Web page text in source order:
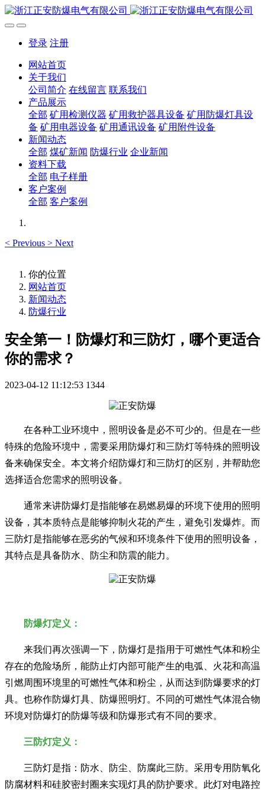
登录 注册
网站首页
关于我们
公司简介 在线留言 联系我们
产品展示
全部 矿用检测仪器 矿用救护器具设备 矿用防爆灯具设
备 矿用电器设备 矿用通讯设备 矿用附件设备
新闻动态
全部 煤矿新闻 防爆行业 企业新闻
资料下载
全部 电子样册
客户案例
全部 客户案例
< Previous > Next
你的位置
网站首页
新闻动态
防爆行业
安全第一！防爆灯和三防灯，哪个更适合
你的需求？
2023-04-12 11:12:53 1344
在各种工业环境中，照明设备是必不可少的。但是在一些
特殊的危险环境中，需要采用防爆灯和三防灯等特殊的照明设
备来确保安全。本文将介绍防爆灯和三防灯的区别，并帮助您
选择适合您需求的照明设备。
通常来讲防爆灯是指能够在易燃易爆的环境下使用的照明
设备，其本质特点是能够抑制火花的产生，避免引发爆炸。而
三防灯是指能够在恶劣的气候和环境条件下使用的照明设备，
其特点是具备防水、防尘和防震的能力。
防爆灯定义：
来我们再次强调一下，防爆灯是指用于可燃性气体和粉尘
存在的危险场所，能防止灯内部可能产生的电弧、火花和高温
引燃周围环境里的可燃性气体和粉尘，从而达到防爆要求的灯
具。也称作防爆灯具、防爆照明灯。不同的可燃性气体混合物
环境对防爆灯的防爆等级和防爆形式有不同的要求。
三防灯定义：
三防灯是指：防水、防尘、防腐此三防。采用专用防氧化
防腐材料和硅胶密封圈来实现灯具的防护要求。此灯对电路控